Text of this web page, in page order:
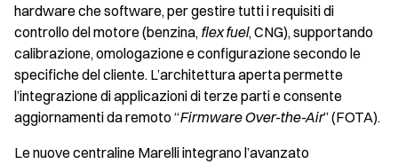
hardware che software, per gestire tutti i requisiti di
controllo del motore (benzina, flex fuel, CNG), supportando
calibrazione, omologazione e configurazione secondo le
specifiche del cliente. L’architettura aperta permette
l’integrazione di applicazioni di terze parti e consente
aggiornamenti da remoto “Firmware Over-the-Air” (FOTA).
Le nuove centraline Marelli integrano l’avanzato